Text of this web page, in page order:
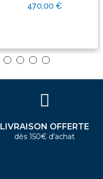
470,00 €
LIVRAISON OFFERTE
dès 150€ d'achat